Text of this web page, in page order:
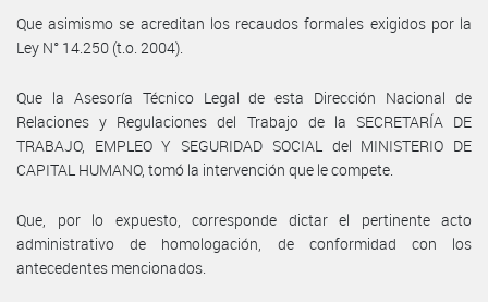
Que asimismo se acreditan los recaudos formales exigidos por la
Ley N° 14.250 (t.o. 2004).
Que la Asesoría Técnico Legal de esta Dirección Nacional de
Relaciones y Regulaciones del Trabajo de la SECRETARÍA DE
TRABAJO, EMPLEO Y SEGURIDAD SOCIAL del MINISTERIO DE
CAPITAL HUMANO, tomó la intervención que le compete.
Que, por lo expuesto, corresponde dictar el pertinente acto
administrativo de homologación, de conformidad con los
antecedentes mencionados.